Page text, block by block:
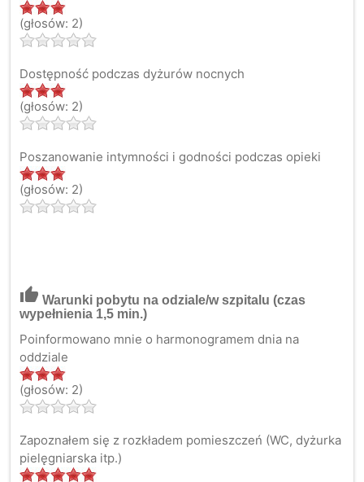
(głosów: 2)
Dostępność podczas dyżurów nocnych
(głosów: 2)
Poszanowanie intymności i godności podczas opieki
(głosów: 2)
thumb_up Warunki pobytu na odziale/w szpitalu (czas
wypełnienia 1,5 min.)
Poinformowano mnie o harmonogramem dnia na
oddziale
(głosów: 2)
Zapoznałem się z rozkładem pomieszczeń (WC, dyżurka
pielęgniarska itp.)